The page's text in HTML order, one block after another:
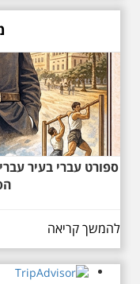
מעונות עובדים,
דזיזנגוף וגם על
אוורבוך, מלכת
שקלים למשתתף
10:00 בבוקר.
כביר - הנסתר
ביקור מיוחד
הרוסית
ספורט עברי בעיר
להמשך קריאה